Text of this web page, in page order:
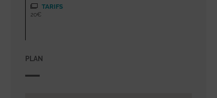
TARIFS
20€
PLAN